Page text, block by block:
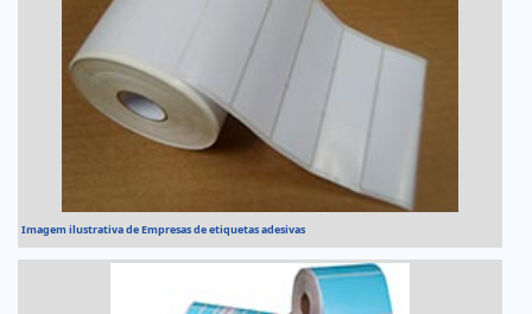
Imagem ilustrativa de Empresas de etiquetas adesivas